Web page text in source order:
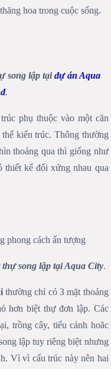
hoa trong cuộc sống.
song lập tạidự án Aqua
.
phụ thuộc vào một căn
kiến trúc. Thông thường
thoáng qua thì giống như
thiết kế đối xứng nhau qua
song lập tại Aqua City.
thường chỉ có 3 mặt thoáng
hơn biệt thự đơn lập. Các
trồng cây, tiểu cảnh hoăc
lập tuy riêng biệt nhưng
Vì vì cấu trúc này nên hai